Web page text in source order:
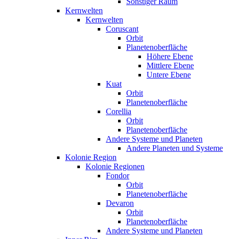
Kernwelten
Kernwelten
Coruscant
Orbit
Planetenoberfläche
Höhere Ebene
Mittlere Ebene
Untere Ebene
Kuat
Orbit
Planetenoberfläche
Corellia
Orbit
Planetenoberfläche
Andere Systeme und Planeten
Andere Planeten und Systeme
Kolonie Region
Kolonie Regionen
Fondor
Orbit
Planetenoberfläche
Devaron
Orbit
Planetenoberfläche
Andere Systeme und Planeten